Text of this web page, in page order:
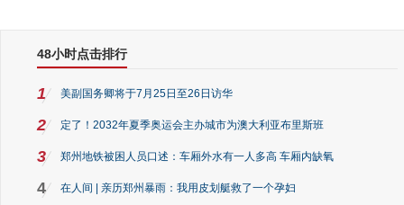
48小时点击排行
1 美副国务卿将于7月25日至26日访华
2 定了！2032年夏季奥运会主办城市为澳大利亚布里斯班
3 郑州地铁被困人员口述：车厢外水有一人多高 车厢内缺氧
4 在人间 | 亲历郑州暴雨：我用皮划艇救了一个孕妇